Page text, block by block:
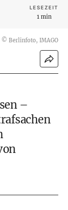
LESEZEIT
1 min
© Berlinfoto, IMAGO
–